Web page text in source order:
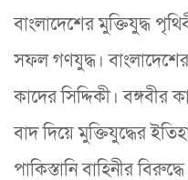
বাংলাদেশের মুক্তিযুদ্ধ
সফল গণযুদ্ধ।
কাদের সিদ্দিকী। বঙ্গবীর
বাদ দিয়ে মুক্তিযুদ্ধের
পাকিস্তানি বাহিনীর